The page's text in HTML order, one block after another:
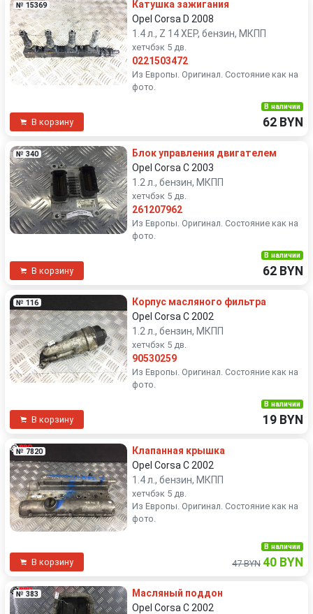
№ 15369
Катушка зажигания
Opel Corsa D 2008
1.4 л., Z 14 XEP, бензин, МКПП
хетчбэк 5 дв.
0221503472
Из Европы. Оригинал. Состояние как на
фото.
В корзину
В наличии
62 BYN
№ 340
Блок управления двигателем
Opel Corsa C 2003
1.2 л., бензин, МКПП
хетчбэк 5 дв.
261207962
Из Европы. Оригинал. Состояние как на
фото.
В корзину
В наличии
62 BYN
№ 116
Корпус масляного фильтра
Opel Corsa C 2002
1.2 л., бензин, МКПП
хетчбэк 5 дв.
90530259
Из Европы. Оригинал. Состояние как на
фото.
В корзину
В наличии
19 BYN
№ 7820
Клапанная крышка
Opel Corsa C 2002
1.4 л., бензин, МКПП
хетчбэк 5 дв.
Из Европы. Оригинал. Состояние как на
фото.
В корзину
В наличии
47 BYN 40 BYN
№ 383
Масляный поддон
Opel Corsa C 2002